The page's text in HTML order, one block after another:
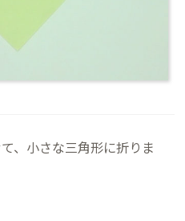
、小さな三角形に折りま